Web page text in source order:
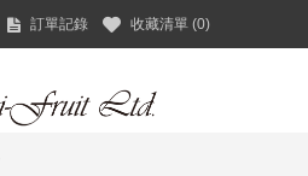
訂單記錄 收藏清單 (0)